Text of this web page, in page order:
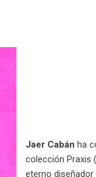
Jaer Cabán ha
colección Praxis
eterno